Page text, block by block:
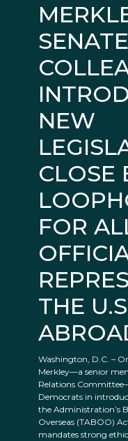
SENATE
NEW
CLOSE
FOR
THE
Washington, D.C. –
Merkley—a senior
Relations
Democrats in
the Administration’s
Overseas (TABOO)
mandates strong